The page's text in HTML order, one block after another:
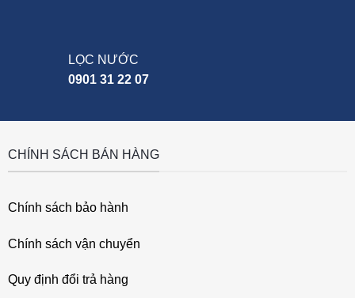
LỌC NƯỚC
0901 31 22 07
CHÍNH SÁCH BÁN HÀNG
Chính sách bảo hành
Chính sách vận chuyển
Quy định đổi trả hàng